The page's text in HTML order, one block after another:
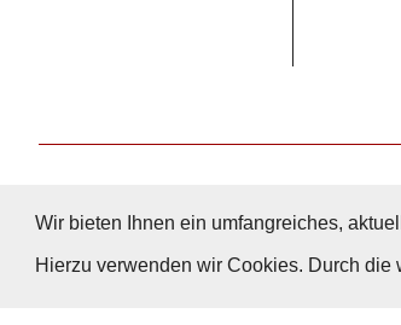
Wir bieten Ihnen ein umfangreiches,
Hierzu verwenden wir Cookies. Durch